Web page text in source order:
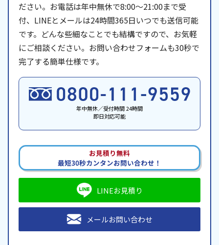
ださい。お電話は年中無休で8:00〜21:00まで受
付、LINEとメールは24時間365日いつでも送信可能
です。どんな些細なことでも結構ですので、お気軽
にご相談ください。お問い合わせフォームも30秒で
完了する簡単仕様です。
年中無休／受付時間 24時間
即日対応可能
お見積り無料
最短30秒カンタンお問い合わせ！
LINEお見積り
メールお問い合わせ